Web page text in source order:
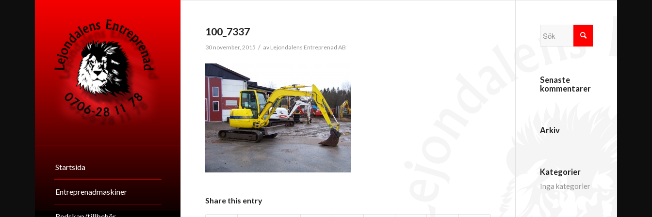
Startsida
Entreprenadmaskiner
100_7337
30 november, 2015 / av Lejondalens Entreprenad AB
Share this entry
Senaste
kommentarer
Arkiv
Kategorier
Inga kategorier